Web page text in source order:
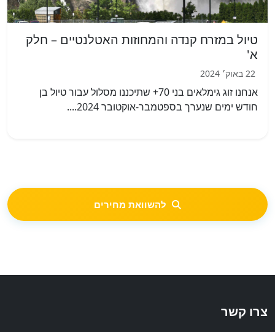
טיול במזרח קנדה והמחוזות האטלנטיים – חלק
א'
22 באוק׳ 2024
אנחנו זוג גימלאים בני 70+ שתיכננו מסלול עבור טיול בן
חודש ימים שנערך בספטמבר-אוקטובר 2024....
להשוואת מחירים
צרו קשר